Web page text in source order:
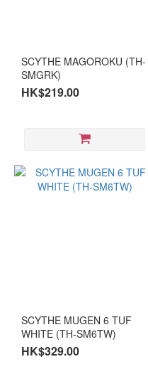
SCYTHE MAGOROKU (TH-
SMGRK)
HK$219.00
SCYTHE MUGEN 6 TUF
WHITE (TH-SM6TW)
HK$329.00